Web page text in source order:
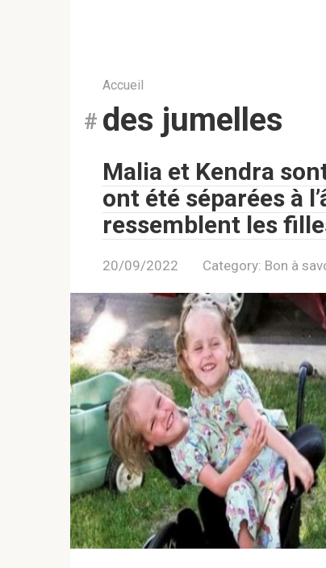
Accueil
des jumelles
Malia et Kendra
ont été séparées à
ressemblent les
20/09/2022 Category: Bon à